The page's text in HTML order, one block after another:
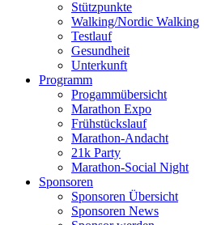
Stützpunkte
Walking/Nordic Walking
Testlauf
Gesundheit
Unterkunft
Programm
Progammübersicht
Marathon Expo
Frühstückslauf
Marathon-Andacht
21k Party
Marathon-Social Night
Sponsoren
Sponsoren Übersicht
Sponsoren News